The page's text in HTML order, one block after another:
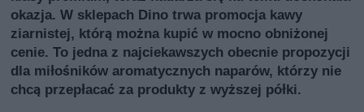
okazja. W sklepach Dino trwa promocja kawy
ziarnistej, którą można kupić w mocno obniżonej
cenie. To jedna z najciekawszych obecnie propozycji
dla miłośników aromatycznych naparów, którzy nie
chcą przepłacać za produkty z wyższej półki.